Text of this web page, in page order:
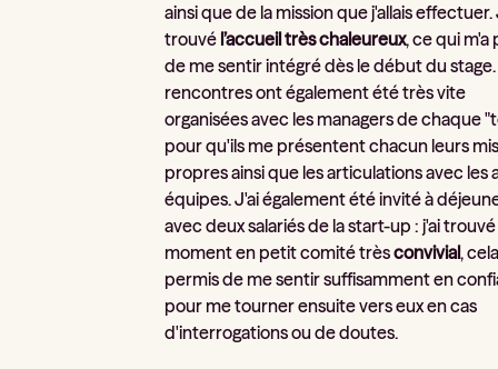
ainsi que de la mission que j'allais effectuer.
trouvé l’accueil très chaleureux, ce qui m'a
de me sentir intégré dès le début du stage.
rencontres ont également été très vite
organisées avec les managers de chaque
pour qu'ils me présentent chacun leurs
propres ainsi que les articulations avec les
équipes. J'ai également été invité à
avec deux salariés de la start-up : j'ai
moment en petit comité trèsconvivial,
permis de me sentir suffisamment en
pour me tourner ensuite vers eux en cas
d'interrogations ou de doutes.